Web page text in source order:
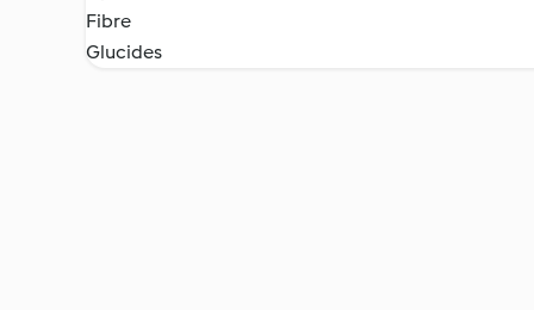
Fibre
Glucides